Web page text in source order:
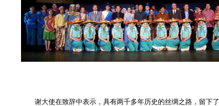
谢大使在致辞中表示，具有两千多年历史的丝绸之路，留下